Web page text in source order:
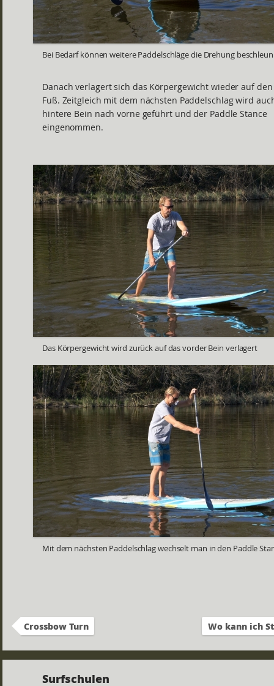
Bei Bedarf können weitere Paddelschläge die Drehung
Danach verlagert sich das Körpergewicht wieder auf
Fuß. Zeitgleich mit dem nächsten Paddelschlag wird
hintere Bein nach vorne geführt und der Paddle Stance
eingenommen.
Das Körpergewicht wird zurück auf das vorder Bein verlagert
Mit dem nächsten Paddelschlag wechselt man in den Paddle
Crossbow Turn Wo kann ich
Surfschulen